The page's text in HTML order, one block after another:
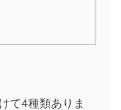
て4種類ありま